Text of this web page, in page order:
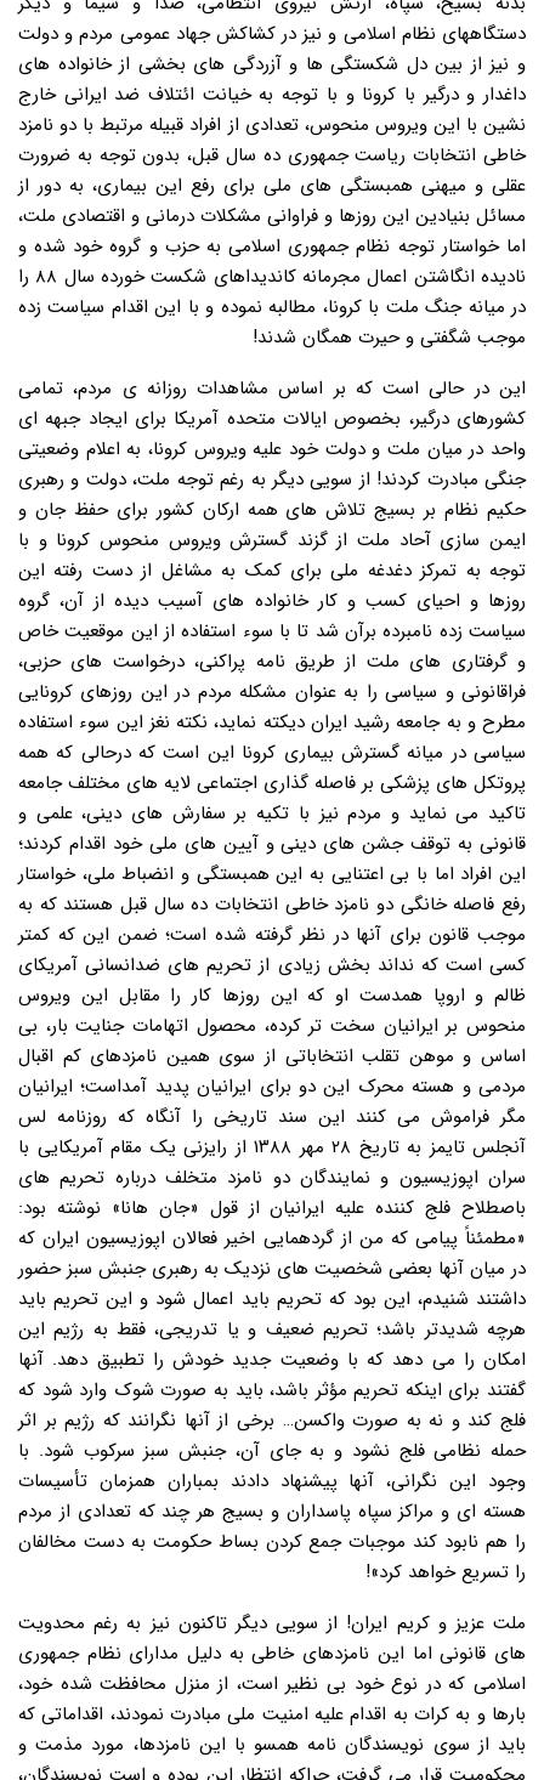
دستگاههای نظام اسلامی و نیز در کشاکش جهاد عمومی مردم و دولت
و نیز از بین دل شکستگی ها و آزردگی های بخشی از خانواده های
داغدار و درگیر با کرونا و با توجه به خیانت ائتلاف ضد ایرانی خارج
نشین با این ویروس منحوس، تعدادی از افراد قبیله مرتبط با دو نامزد
خاطی انتخابات ریاست جمهوری ده سال قبل، بدون توجه به ضرورت
عقلی و میهنی همبستگی های ملی برای رفع این بیماری، به دور از
مسائل بنیادین این روزها و فراوانی مشکلات درمانی و اقتصادی ملت،
اما خواستار توجه نظام جمهوری اسلامی به حزب و گروه خود شده و
نادیده انگاشتن اعمال مجرمانه کاندیداهای شکست خورده سال ۸۸ را
در میانه جنگ ملت با کرونا، مطالبه نموده و با این اقدام سیاست زده
موجب شگفتی و حیرت همگان شدند!
این در حالی است که بر اساس مشاهدات روزانه ی مردم، تمامی
کشورهای درگیر، بخصوص ایالات متحده آمریکا برای ایجاد جبهه ای
واحد در میان ملت و دولت خود علیه ویروس کرونا، به اعلام وضعیتی
جنگی مبادرت کردند! از سویی دیگر به رغم توجه ملت، دولت و رهبری
حکیم نظام بر بسیج تلاش های همه ارکان کشور برای حفظ جان و
ایمن سازی آحاد ملت از گزند گسترش ویروس منحوس کرونا و با
توجه به تمرکز دغدغه ملی برای کمک به مشاغل از دست رفته این
روزها و احیای کسب و کار خانواده های آسیب دیده از آن، گروه
سیاست زده نامبرده برآن شد تا با سوء استفاده از این موقعیت خاص
و گرفتاری های ملت از طریق نامه پراکنی، درخواست های حزبی،
فراقانونی و سیاسی را به عنوان مشکله مردم در این روزهای کرونایی
مطرح و به جامعه رشید ایران دیکته نماید، نکته نغز این سوء استفاده
سیاسی در میانه گسترش بیماری کرونا این است که درحالی که همه
پروتکل های پزشکی بر فاصله گذاری اجتماعی لایه های مختلف جامعه
تاکید می نماید و مردم نیز با تکیه بر سفارش های دینی، علمی و
قانونی به توقف جشن های دینی و آیین های ملی خود اقدام کردند؛
این افراد اما با بی اعتنایی به این همبستگی و انضباط ملی، خواستار
رفع فاصله خانگی دو نامزد خاطی انتخابات ده سال قبل هستند که به
موجب قانون برای آنها در نظر گرفته شده است؛ ضمن این که کمتر
کسی است که نداند بخش زیادی از تحریم های ضدانسانی آمریکای
ظالم و اروپا همدست او که این روزها کار را مقابل این ویروس
منحوس بر ایرانیان سخت تر کرده، محصول اتهامات جنایت بار، بی
اساس و موهن تقلب انتخاباتی از سوی همین نامزدهای کم اقبال
مردمی و هسته محرک این دو برای ایرانیان پدید آمداست؛ ایرانیان
مگر فراموش می کنند این سند تاریخی را آنگاه که روزنامه لس
آنجلس تایمز به تاریخ ۲۸ مهر ۱۳۸۸ از رایزنی یک مقام آمریکایی با
سران اپوزیسیون و نمایندگان دو نامزد متخلف درباره تحریم های
باصطلاح فلج کننده علیه ایرانیان از قول «جان هانا» نوشته بود:
«مطمئناً پیامی که من از گردهمایی اخیر فعالان اپوزیسیون ایران که
در میان آنها بعضی شخصیت های نزدیک به رهبری جنبش سبز حضور
داشتند شنیدم، این بود که تحریم باید اعمال شود و این تحریم باید
هرچه شدیدتر باشد؛ تحریم ضعیف و یا تدریجی، فقط به رژیم این
امکان را می دهد که با وضعیت جدید خودش را تطبیق دهد. آنها
گفتند برای اینکه تحریم مؤثر باشد، باید به صورت شوک وارد شود که
فلج کند و نه به صورت واکسن… برخی از آنها نگرانند که رژیم بر اثر
حمله نظامی فلج نشود و به جای آن، جنبش سبز سرکوب شود. با
وجود این نگرانی، آنها پیشنهاد دادند بمباران همزمان تأسیسات
هسته ای و مراکز سپاه پاسداران و بسیج هر چند که تعدادی از مردم
را هم نابود کند موجبات جمع کردن بساط حکومت به دست مخالفان
را تسریع خواهد کرد»!
ملت عزیز و کریم ایران! از سویی دیگر تاکنون نیز به رغم محدویت
های قانونی اما این نامزدهای خاطی به دلیل مدارای نظام جمهوری
اسلامی که در نوع خود بی نظیر است، از منزل محافظت شده خود،
بارها و به کرات به اقدام علیه امنیت ملی مبادرت نمودند، اقداماتی که
باید از سوی نویسندگان نامه همسو با این نامزدها، مورد مذمت و